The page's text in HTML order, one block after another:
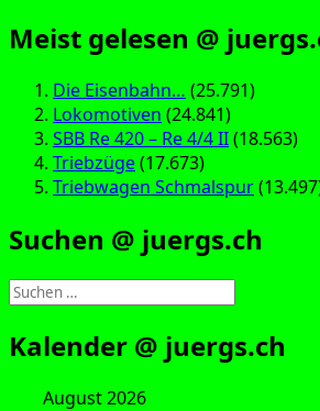
Meist gelesen @
Die Eisenbahn… (25.791)
Lokomotiven (24.841)
SBB Re 420 – Re 4/4 II(18.563)
Triebzüge(17.673)
Triebwagen Schmalspur
Suchen @ juergs.ch
Suchen
nach:
Kalender @ juergs.ch
August 2026